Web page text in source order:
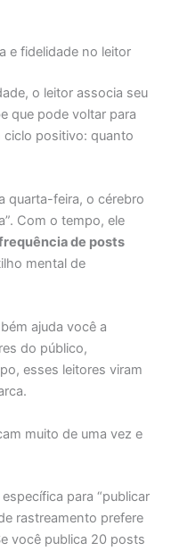
e fidelidade no leitor
o leitor associa seu
que pode voltar para
positivo: quanto
quarta-feira, o cérebro
Com o tempo, ele
de posts
mental de
ajuda você a
do público,
esses leitores viram
muito de uma vez e
para “publicar
rastreamento prefere
você publica 20 posts